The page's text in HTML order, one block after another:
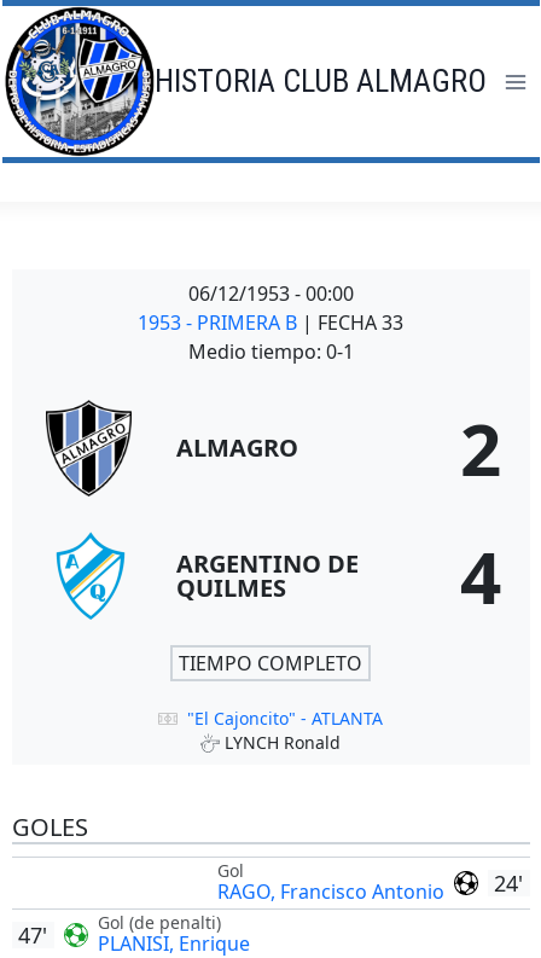
Saltar
al
contenido
HISTORIA CLUB ALMAGRO
06/12/1953 - 00:00
1953 - PRIMERA B | FECHA 33
Medio tiempo: 0-1
ALMAGRO 2
ARGENTINO DE
QUILMES 4
TIEMPO COMPLETO
"El Cajoncito" - ATLANTA
LYNCH Ronald
GOLES
24'
Gol
RAGO, Francisco Antonio
Gol (de penalti)
PLANISI, Enrique
47'